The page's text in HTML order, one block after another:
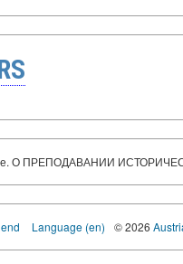
О ПРЕПОДАВАНИИ
Language (en) © 2026